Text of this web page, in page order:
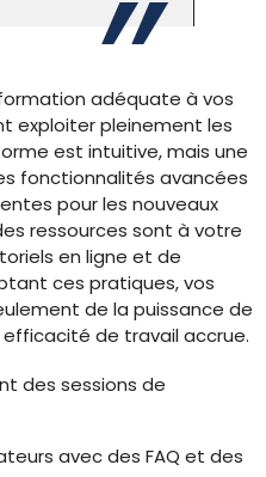
adéquate à vos
exploiter pleinement les
est intuitive, mais une
fonctionnalités avancées
pour les nouveaux
ressources sont à votre
en ligne et de
ces pratiques, vos
de la puissance de
efficacité de travail accrue.
des sessions de
avec des FAQ et des